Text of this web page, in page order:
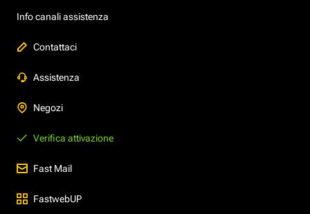
Info canali assistenza
Contattaci
Assistenza
Negozi
Verifica attivazione
Fast Mail
FastwebUP